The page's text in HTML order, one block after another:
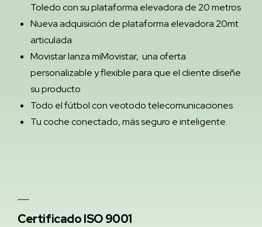
Toledo con su plataforma elevadora de 20 metros
Nueva adquisición de plataforma elevadora 20mt
articulada
Movistar lanza miMovistar, una oferta
personalizable y flexible para que el cliente diseñe
su producto
Todo el fútbol con veotodo telecomunicaciones
Tu coche conectado, más seguro e inteligente.
Certificado ISO 9001